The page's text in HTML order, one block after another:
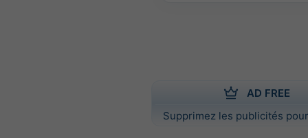
AD FREE
Supprimez les publicités